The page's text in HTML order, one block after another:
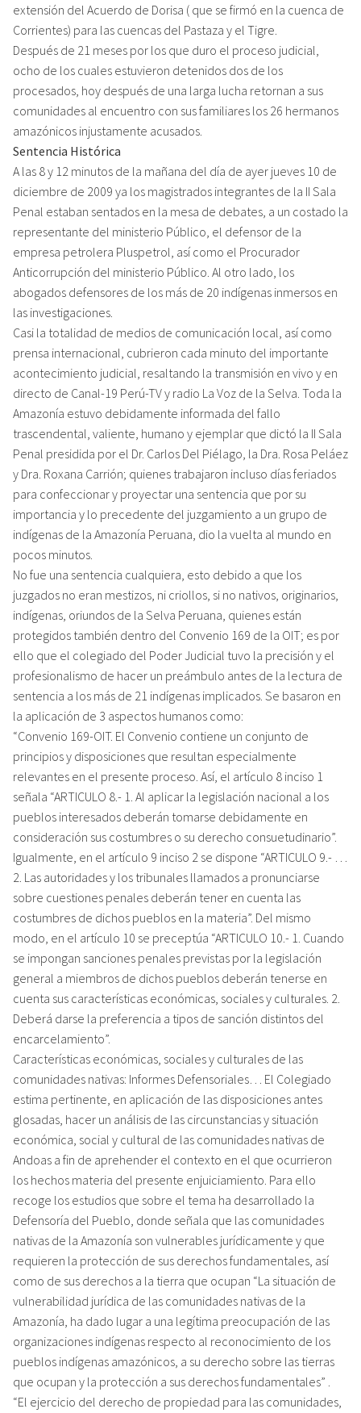
extensión del Acuerdo de Dorisa ( que se firmó en la cuenca de
Corrientes) para las cuencas del Pastaza y el Tigre.
Después de 21 meses por los que duro el proceso judicial,
ocho de los cuales estuvieron detenidos dos de los
procesados, hoy después de una larga lucha retornan a sus
comunidades al encuentro con sus familiares los 26 hermanos
amazónicos injustamente acusados.
Sentencia Histórica
A las 8 y 12 minutos de la mañana del día de ayer jueves 10 de
diciembre de 2009 ya los magistrados integrantes de la II Sala
Penal estaban sentados en la mesa de debates, a un costado la
representante del ministerio Público, el defensor de la
empresa petrolera Pluspetrol, así como el Procurador
Anticorrupción del ministerio Público. Al otro lado, los
abogados defensores de los más de 20 indígenas inmersos en
las investigaciones.
Casi la totalidad de medios de comunicación local, así como
prensa internacional, cubrieron cada minuto del importante
acontecimiento judicial, resaltando la transmisión en vivo y en
directo de Canal-19 Perú-TV y radio La Voz de la Selva. Toda la
Amazonía estuvo debidamente informada del fallo
trascendental, valiente, humano y ejemplar que dictó la II Sala
Penal presidida por el Dr. Carlos Del Piélago, la Dra. Rosa Peláez
y Dra. Roxana Carrión; quienes trabajaron incluso días feriados
para confeccionar y proyectar una sentencia que por su
importancia y lo precedente del juzgamiento a un grupo de
indígenas de la Amazonía Peruana, dio la vuelta al mundo en
pocos minutos.
No fue una sentencia cualquiera, esto debido a que los
juzgados no eran mestizos, ni criollos, si no nativos, originarios,
indígenas, oriundos de la Selva Peruana, quienes están
protegidos también dentro del Convenio 169 de la OIT; es por
ello que el colegiado del Poder Judicial tuvo la precisión y el
profesionalismo de hacer un preámbulo antes de la lectura de
sentencia a los más de 21 indígenas implicados. Se basaron en
la aplicación de 3 aspectos humanos como:
“Convenio 169-OIT. El Convenio contiene un conjunto de
principios y disposiciones que resultan especialmente
relevantes en el presente proceso. Así, el artículo 8 inciso 1
señala “ARTICULO 8.- 1. Al aplicar la legislación nacional a los
pueblos interesados deberán tomarse debidamente en
consideración sus costumbres o su derecho consuetudinario”.
Igualmente, en el artículo 9 inciso 2 se dispone “ARTICULO 9.- …
2. Las autoridades y los tribunales llamados a pronunciarse
sobre cuestiones penales deberán tener en cuenta las
costumbres de dichos pueblos en la materia”. Del mismo
modo, en el artículo 10 se preceptúa “ARTICULO 10.- 1. Cuando
se impongan sanciones penales previstas por la legislación
general a miembros de dichos pueblos deberán tenerse en
cuenta sus características económicas, sociales y culturales. 2.
Deberá darse la preferencia a tipos de sanción distintos del
encarcelamiento”.
Características económicas, sociales y culturales de las
comunidades nativas: Informes Defensoriales… El Colegiado
estima pertinente, en aplicación de las disposiciones antes
glosadas, hacer un análisis de las circunstancias y situación
económica, social y cultural de las comunidades nativas de
Andoas a fin de aprehender el contexto en el que ocurrieron
los hechos materia del presente enjuiciamiento. Para ello
recoge los estudios que sobre el tema ha desarrollado la
Defensoría del Pueblo, donde señala que las comunidades
nativas de la Amazonía son vulnerables jurídicamente y que
requieren la protección de sus derechos fundamentales, así
como de sus derechos a la tierra que ocupan “La situación de
vulnerabilidad jurídica de las comunidades nativas de la
Amazonía, ha dado lugar a una legítima preocupación de las
organizaciones indígenas respecto al reconocimiento de los
pueblos indígenas amazónicos, a su derecho sobre las tierras
que ocupan y la protección a sus derechos fundamentales” .
“El ejercicio del derecho de propiedad para las comunidades,